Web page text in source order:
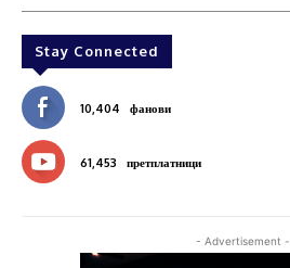
Stay Connected
10,404 фанови
61,453 претплатници
- Advertisement -